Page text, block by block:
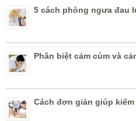
5 cách phòng ngưa đau
Phân biệt cảm cúm và
Cách đơn giản giúp